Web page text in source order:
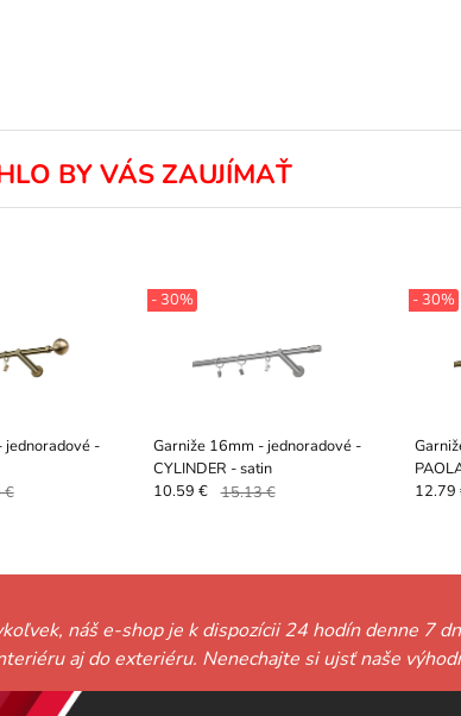
BY VÁS ZAUJÍMAŤ
jednoradové -
€
Garniže 16mm - jednoradové -
CYLINDER - satin
- 30%
10.59 € 15.13 €
- 30%
12.79
náš e-shop je k dispozícii 24 hodín denne 7
aj do exteriéru. Nenechajte si ujsť naše